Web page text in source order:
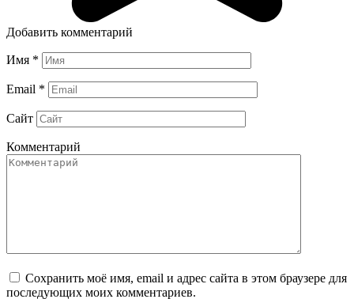
Добавить комментарий
Имя *
Email *
Сайт
Комментарий
Сохранить моё имя, email и адрес сайта в этом браузере для
последующих моих комментариев.